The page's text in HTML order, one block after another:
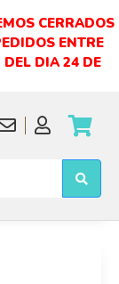
CERRADOS
ENTRE
DEL DIA 24 DE